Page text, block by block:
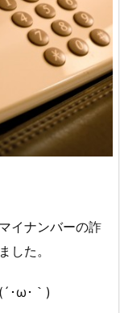
イナンバーの詐
した。
･ω･｀)